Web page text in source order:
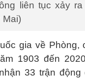
liên tục xảy
Mai)
gia về Phòng,
1903 đến
33 trận